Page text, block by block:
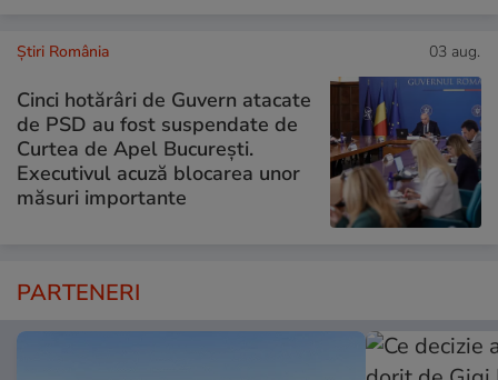
Știri România 03 aug.
Cinci hotărâri de Guvern atacate
de PSD au fost suspendate de
Curtea de Apel București.
Executivul acuză blocarea unor
măsuri importante
PARTENERI